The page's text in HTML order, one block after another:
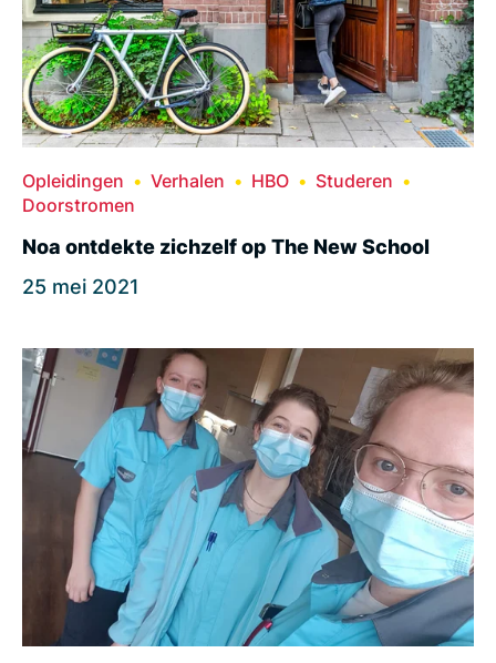
Opleidingen Verhalen HBO
Studeren
Doorstromen
Noa ontdekte zichzelf op The New School
25 mei 2021